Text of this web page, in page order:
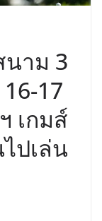
นาม 3
17
เกมส์
ปเล่น